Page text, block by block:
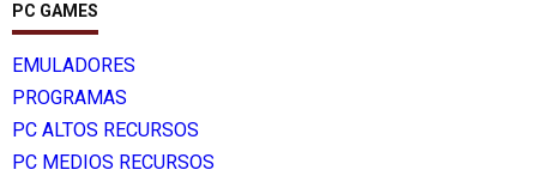
PC GAMES
EMULADORES
PROGRAMAS
PC ALTOS RECURSOS
PC MEDIOS RECURSOS